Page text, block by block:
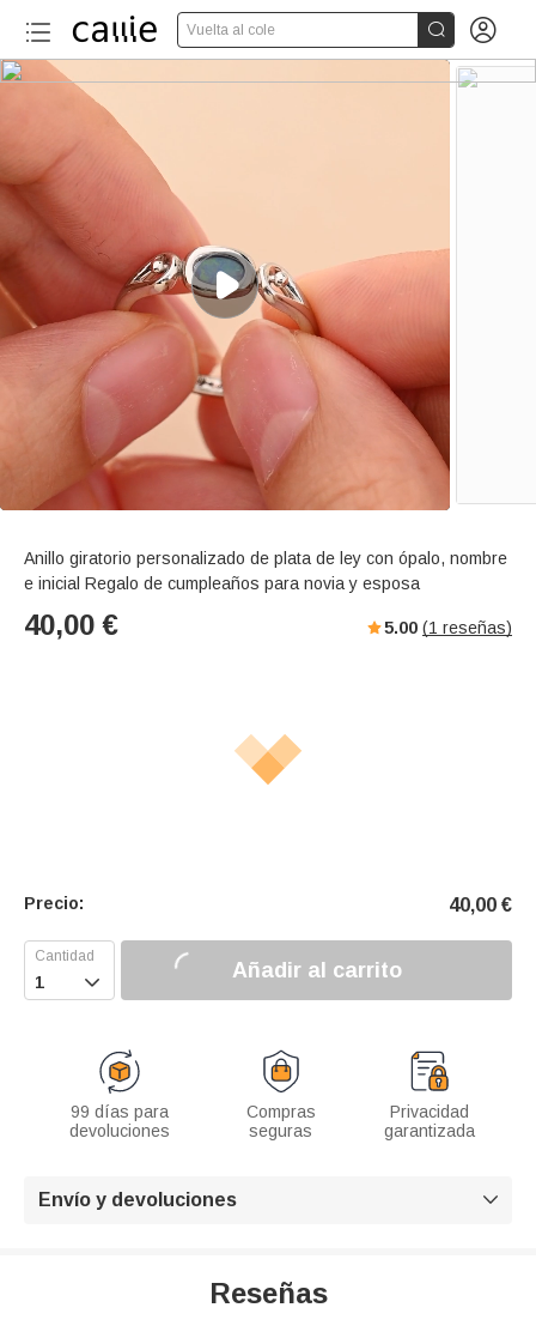
Vuelta al cole  
Anillo giratorio personalizado de plata de ley con ópalo, nombre
e inicial Regalo de cumpleaños para novia y esposa
40,00 € 5.00 (1 reseñas)
Precio: 40,00 €
 Añadir al carrito
99 días para
devoluciones
Compras
seguras
Privacidad
garantizada
Envío y devoluciones 
Reseñas